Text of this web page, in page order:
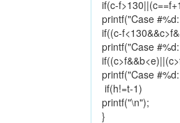
if(c-
printf("Case
if((c-
printf("Case
printf("Case
if(h!=t-1)
printf("\n");
}